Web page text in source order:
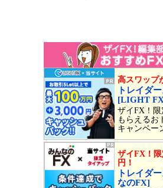
高スワップ
トレイダ
[LIGHT
ザイFX！限
もらえるお
キャンペー
ザイFX！限
円！
トレイダ
なのFX]